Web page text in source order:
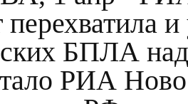
перехватила
БПЛА
РИА